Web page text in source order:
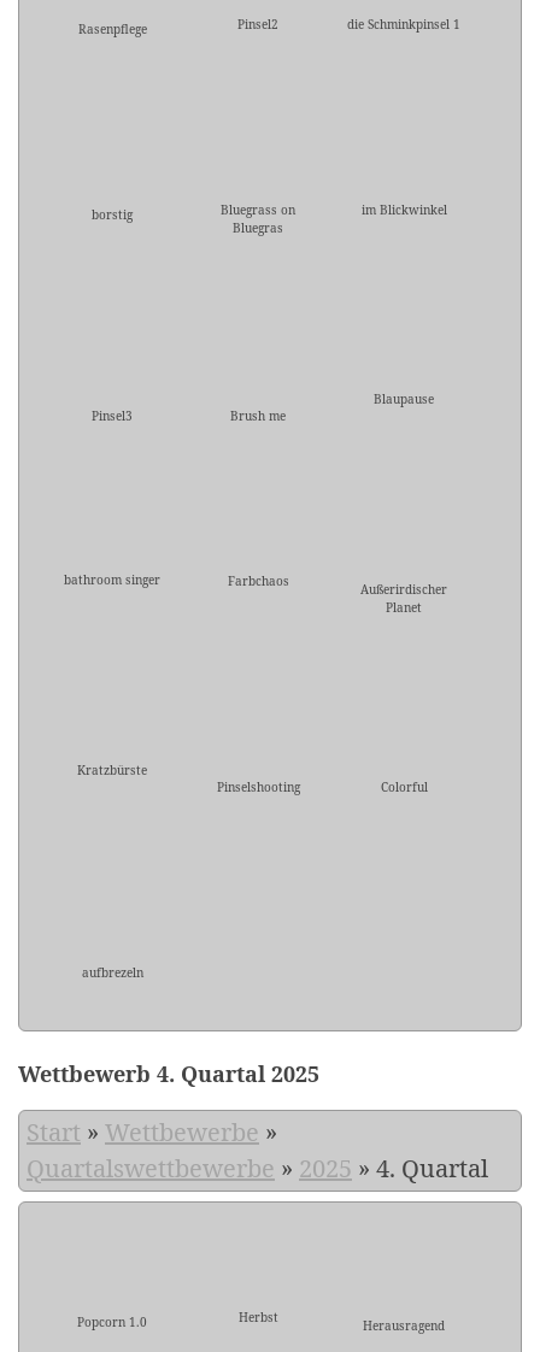
Rasenpflege Pinsel2 die Schminkpinsel 1
borstig
Bluegrass on
Bluegras
im Blickwinkel
Pinsel3 Brush me
Blaupause
bathroom singer Farbchaos
Außerirdischer
Planet
Kratzbürste
Pinselshooting
Colorful
aufbrezeln
Wettbewerb 4. Quartal 2025
Start » Wettbewerbe »
Quartalswettbewerbe » 2025 » 4. Quartal
Popcorn 1.0 Herbst Herausragend